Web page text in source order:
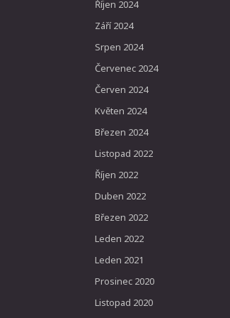
Říjen 2024
Září 2024
Srpen 2024
Červenec 2024
Červen 2024
Květen 2024
Březen 2024
Listopad 2022
Říjen 2022
Duben 2022
Březen 2022
Leden 2022
Leden 2021
Prosinec 2020
Listopad 2020